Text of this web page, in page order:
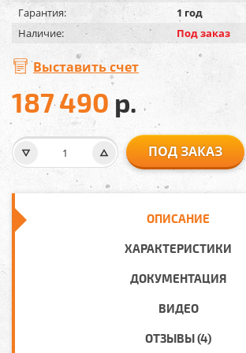
Гарантия:
1 год
Наличие:
Под заказ
Выставить счет
187 490 р.
ПОД ЗАКАЗ
ОПИСАНИЕ
ХАРАКТЕРИСТИКИ
ДОКУМЕНТАЦИЯ
ВИДЕО
ОТЗЫВЫ (4)